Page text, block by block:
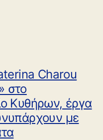
Charou
στο
Κυθήρων, έργα
με